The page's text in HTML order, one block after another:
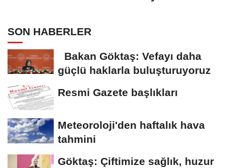
SON HABERLER
Bakan Göktaş: Vefayı daha
güçlü haklarla buluşturuyoruz
Resmi Gazete başlıkları
Meteoroloji'den haftalık hava
tahmini
Göktaş: Çiftimize sağlık, huzur